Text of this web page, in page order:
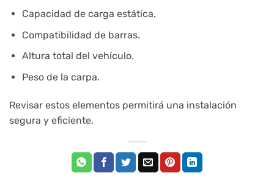
Capacidad de carga estática.
Compatibilidad de barras.
Altura total del vehículo.
Peso de la carpa.
Revisar estos elementos permitirá una instalación
segura y eficiente.